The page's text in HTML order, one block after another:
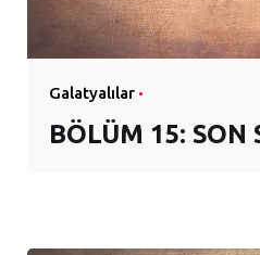
Galatyalılar
BÖLÜM 15: SON